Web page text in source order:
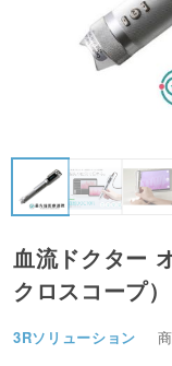
血流ドクター オート（オートフォーカスマイ
クロスコープ）
3Rソリューション